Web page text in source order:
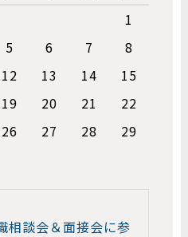
1
5 6 7
8
12 13 14
15
19 20 21
22
26 27 28
29
談会＆面接会に参